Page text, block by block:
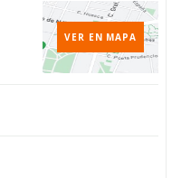
VER EN MAPA